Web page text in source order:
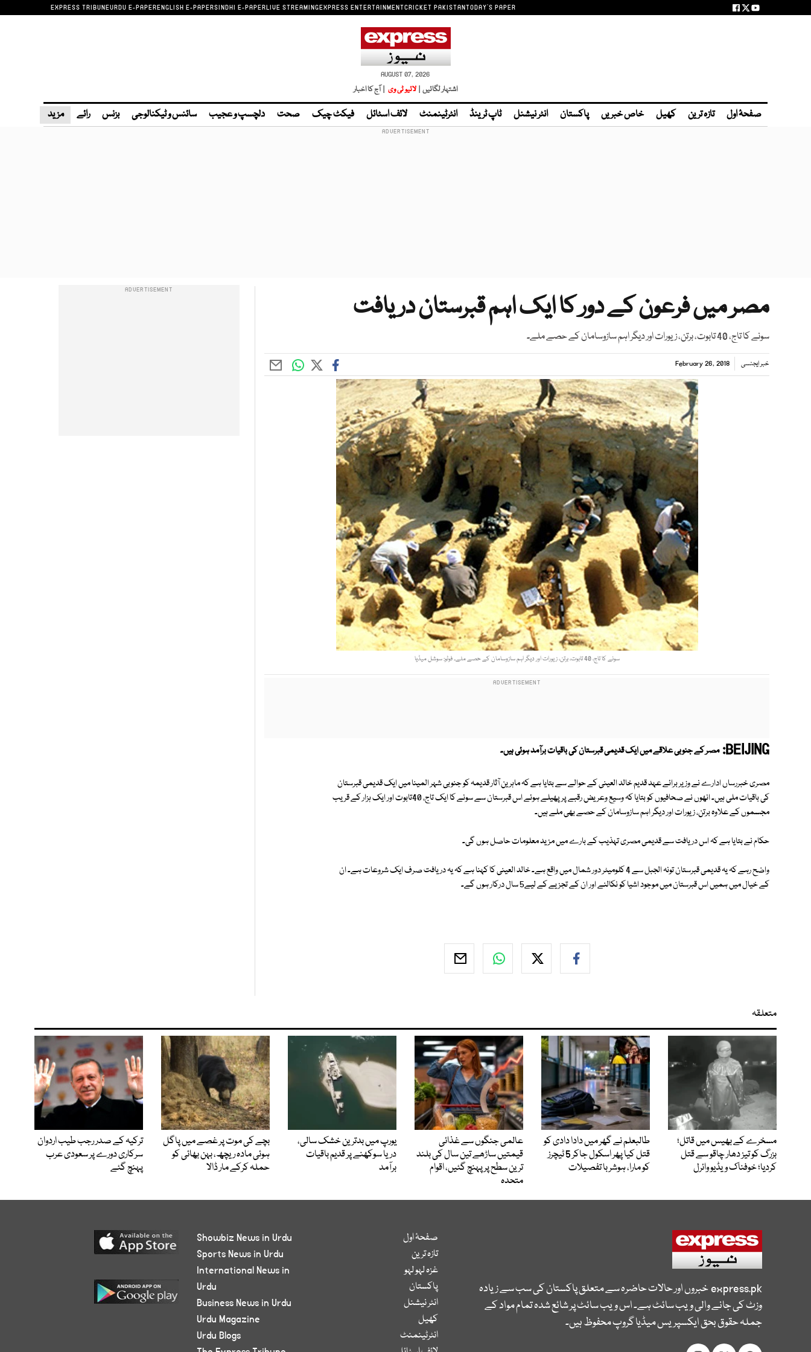
EXPRESS TRIBUNEURDU E-PAPERENGLISH E-PAPERSINDHI E-PAPERLIVE STREAMINGEXPRESS ENTERTAINMENTCRICKET PAKISTANTODAY'S PAPER
AUGUST 07, 2026
اشتہار لگائیں | لائیو ٹی وی | آج کا اخبار
صفحۂ اول تازہ ترین کھیل خاص خبریں پاکستان انٹر نیشنل ٹاپ ٹرینڈ انٹرٹینمنٹ لائف اسٹائل فیکٹ چیک صحت دلچسپ و عجیب سائنس و ٹیکنالوجی بزنس رائے مزید
مصر میں فرعون کے دور کا ایک اہم قبرستان دریافت
سونے کا تاج، 40 تابوت، برتن، زیورات اور دیگر اہم سازوسامان کے حصے ملے۔
خبر ایجنسی February 26, 2018
سونے کا تاج، 40 تابوت، برتن، زیورات اور دیگر اہم سازوسامان کے حصے ملے۔ فوٹو: سوشل میڈیا
BEIJING: مصر کے جنوبی علاقے میں ایک قدیمی قبرستان کی باقیات برآمد ہوئی ہیں۔
مصری خبررساں ادارے نے وزیر برائے عہد قدیم خالد العینی کے حوالے سے بتایا ہے کہ ماہرین آثار قدیمہ کو جنوبی شہر المینا میں ایک قدیمی قبرستان
کی باقیات ملی ہیں۔ انھوں نے صحافیوں کو بتایا کہ وسیع وعریض رقبے پر پھیلے ہوئے اس قبرستان سے سونے کا ایک تاج، 40تابوت اور ایک ہزار کے قریب
مجسموں کے علاوہ برتن، زیورات اور دیگر اہم سازوسامان کے حصے بھی ملے ہیں۔
حکام نے بتایا ہے کہ اس دریافت سے قدیمی مصری تہذیب کے بارے میں مزید معلومات حاصل ہوں گی۔
واضح رہے کہ یہ قدیمی قبرستان تونہ الجبل سے 4 کلومیٹر دور شمال میں واقع ہے۔ خالد العینی کا کہنا ہے کہ یہ دریافت صرف ایک شروعات ہے۔ ان
کے خیال میں ہمیں اس قبرستان میں موجود اشیا کو نکالنے اور ان کے تجزیے کے لیے5 سال درکار ہوں گے۔
متعلقہ
مسخرے کے بھیس میں قاتل؛
بزرگ کو تیز دھار چاقو سے قتل
کردیا؛ خوفناک ویڈیو وائرل
طالبعلم نے گھر میں دادا دادی کو
قتل کیا پھر اسکول جاکر 5 ٹیچرز
کو مارا، ہوشربا تفصیلات
عالمی جنگوں سے غذائی
قیمتیں ساڑھے تین سال کی بلند
ترین سطح پر پہنچ گئیں، اقوام
متحدہ
یورپ میں بدترین خشک سالی،
دریا سوکھنے پر قدیم باقیات
برآمد
بچے کی موت پر غصے میں پاگل
ہوئی مادہ ریچھ، بہن بھائی کو
حملہ کرکے مار ڈالا
ترکیہ کے صدر رجب طیب اردوان
سرکاری دورے پر سعودی عرب
پہنچ گئے
express.pkخبروں اور حالات حاضرہ سے متعلق پاکستان کی سب سے زیادہ
وزٹ کی جانے والی ویب سائٹ ہے۔ اس ویب سائٹ پر شائع شدہ تمام مواد کے
جملہ حقوق بحق ایکسپریس میڈیا گروپ محفوظ ہیں۔
صفحۂ اول
تازہ ترین
غزہ لہو لہو
پاکستان
انٹر نیشنل
کھیل
انٹرٹینمنٹ
Showbiz News in Urdu
Sports News in Urdu
International News in
Urdu
Business News in Urdu
Urdu Magazine
Urdu Blogs